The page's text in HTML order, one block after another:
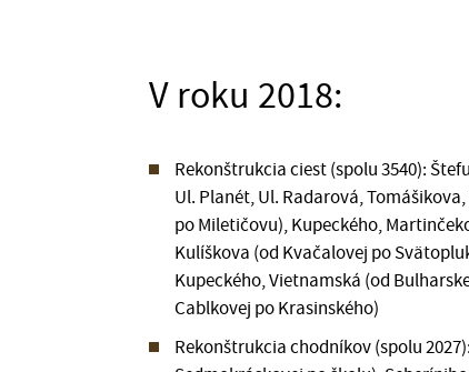
V roku 2018:
Rekonštrukcia ciest (spolu 3540):
Ul. Planét, Ul. Radarová,
po Miletičovu), Kupeckého,
Kulíškova (od Kvačalovej po
Kupeckého, Vietnamská (od
Cablkovej po Krasinského)
Rekonštrukcia chodníkov (spolu